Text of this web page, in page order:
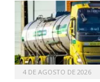
4 DE AGOSTO DE 2026